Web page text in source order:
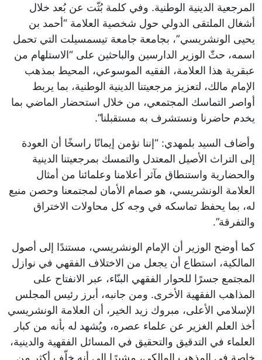
المرجعية الدينية الوطنية. وفي كلمة بُثّت عن بُعد خلال
أشغال الملتقى الدولي حول شخصية العلامة “أحمد بن
يحيى الونشريسي”، بجامعة جامعة تيسمسيلت التي تحمل
اسمه، حثّ الوزير الدارسين والباحثين على “الاستلهام من
عبقرية هذا العلامة، الفقيه الموسوعي، المحيط بمذهب
الإمام مالك، لتعزيز مرجعيتنا الدينية الوطنية، بما يربط
أواصر التماسك المجتمعي، من خلال استحضار الماضي بما
يخدم حاضرنا ونستشرف به مستقبلنا”.
وأضاف السيد بلمهدي: “إننا نؤمن إيمانًا راسخًا أن العودة
إلى التراث الأصيل المعتدل والتمسك بمرجعيتنا الدينية
والحضارية واستنطاق مآثر أعلامنا وعلمائنا من أمثال
العلامة الونشريسي، هو صمام الأمان لمجتمعنا وحصن منيع
له، بما يحفظ تماسكه في وجه كل محاولات الاختراق
والتفرقة”.
كما أوضح الوزير أن الإمام الونشريسي، مستندًا إلى أصول
المالكية، استطاع أن يجعل من الاختلاف الفقهي في نوازل
المجتمع جسرًا للحوار الفقهي البنّاء، عبر الانفتاح على
المذاهب الفقهية الأخرى. ومن جانبه، أبرز رئيس المجلس
الإسلامي الأعلى، مبروك زيد الخير، أن العلامة الونشريسي
أخذ العلم الغزير عن علماء عصره، ويُشهد له بأنه من كبار
العلماء في التدقيق والتحقيق في المسائل الفقهية والدينية،
خاصة في المذهب المالكي، مشيرًا إلى أنه خلّف أكثر من